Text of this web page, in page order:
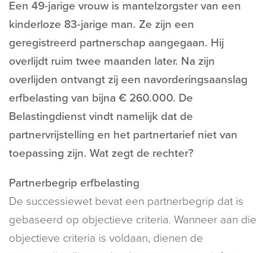
Een 49-jarige vrouw is mantelzorgster van een
kinderloze 83-jarige man. Ze zijn een
geregistreerd partnerschap aangegaan. Hij
overlijdt ruim twee maanden later. Na zijn
overlijden ontvangt zij een navorderingsaanslag
erfbelasting van bijna € 260.000. De
Belastingdienst vindt namelijk dat de
partnervrijstelling en het partnertarief niet van
toepassing zijn. Wat zegt de rechter?
Partnerbegrip erfbelasting
De successiewet bevat een partnerbegrip dat is
gebaseerd op objectieve criteria. Wanneer aan die
objectieve criteria is voldaan, dienen de